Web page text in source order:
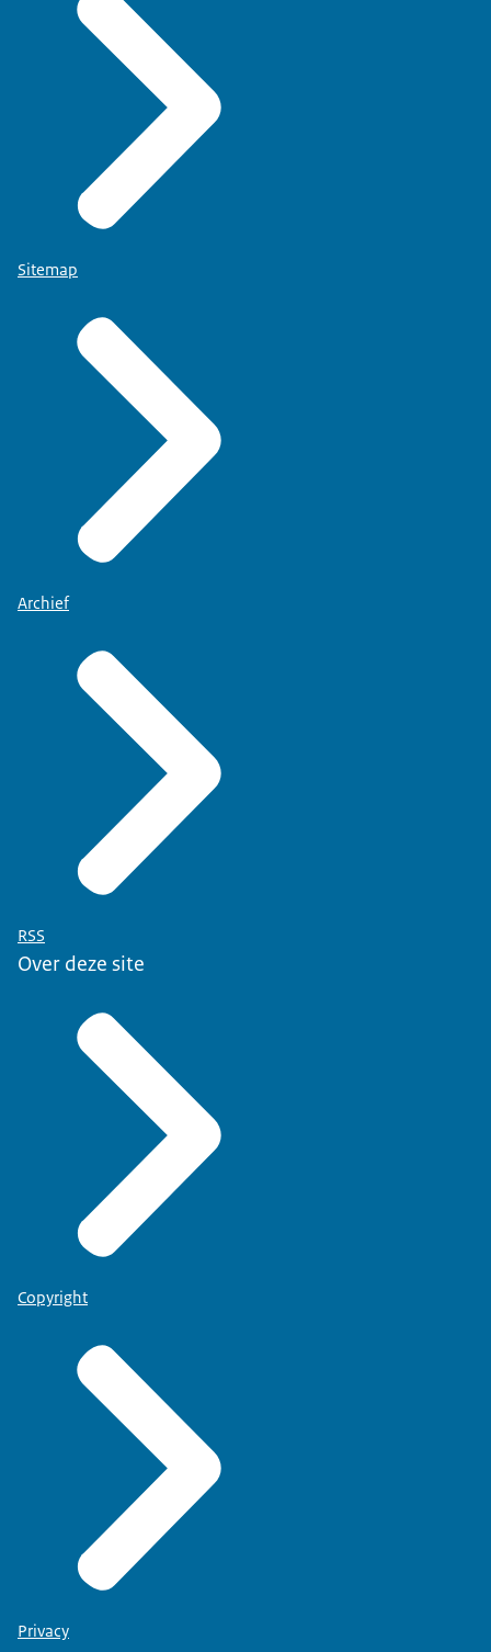
Sitemap
Archief
RSS
Over deze site
Copyright
Privacy